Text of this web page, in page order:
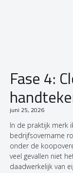
Fase 4:
juni 25, 2026
In de praktijk merk
bedrijfsovername
onder de
veel gevallen niet
daadwerkelijk van